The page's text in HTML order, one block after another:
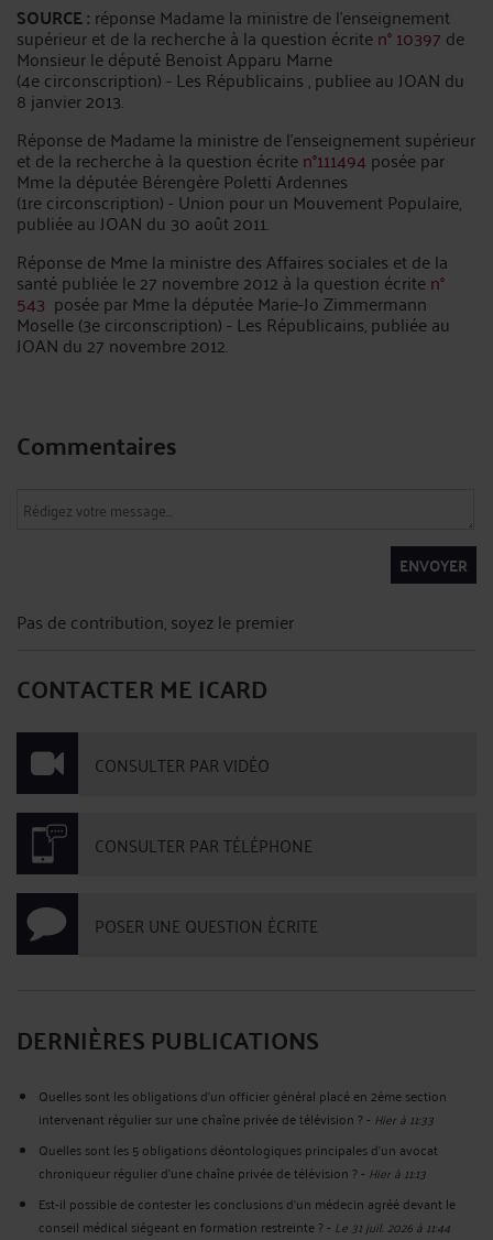
SOURCE : réponse Madame la ministre de l'enseignement
supérieur et de la recherche à la question écriten° 10397 de
Monsieur le député Benoist Apparu Marne
(4e circonscription) - Les Républicains , publiee au JOAN du
8 janvier 2013.
Réponse de Madame la ministre de l'enseignement supérieur
et de la recherche à la question écriten°111494 posée par
Mme la députée Bérengère Poletti Ardennes
(1re circonscription) - Union pour un Mouvement Populaire,
publiée au JOAN du 30 août 2011.
Réponse de Mme la ministre des Affaires sociales et de la
santé publiée le 27 novembre 2012 à la question écriten°
543 posée par Mme la députée Marie-Jo Zimmermann
Moselle (3e circonscription) - Les Républicains, publiée au
JOAN du 27 novembre 2012.
Commentaires
ENVOYER
Pas de contribution, soyez le premier
CONTACTER ME ICARD
CONSULTER PAR VIDÉO
CONSULTER PAR TÉLÉPHONE
POSER UNE QUESTION ÉCRITE
DERNIÈRES PUBLICATIONS
Quelles sont les obligations d’un officier général placé en 2ème section
intervenant régulier sur une chaîne privée de télévision ?- Hier à 11:33
Quelles sont les 5 obligations déontologiques principales d’un avocat
chroniqueur régulier d’une chaîne privée de télévision ?- Hier à 11:13
Est-il possible de contester les conclusions d’un médecin agréé devant le
conseil médical siégeant en formation restreinte ?- Le 31 juil. 2026 à 11:44